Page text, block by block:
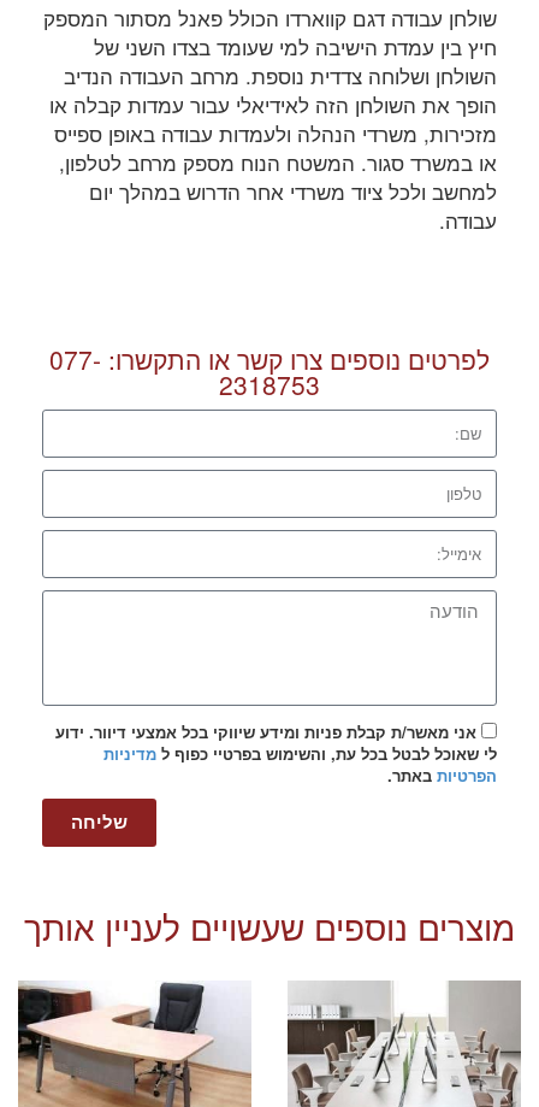
שולחן עבודה דגם קווארדו הכולל פאנל מסתור המספק
חיץ בין עמדת הישיבה למי שעומד בצדו השני של
השולחן ושלוחה צדדית נוספת. מרחב העבודה הנדיב
הופך את השולחן הזה לאידיאלי עבור עמדות קבלה או
מזכירות, משרדי הנהלה ולעמדות עבודה באופן ספייס
או במשרד סגור. המשטח הנוח מספק מרחב לטלפון,
למחשב ולכל ציוד משרדי אחר הדרוש במהלך יום
עבודה.
לפרטים נוספים צרו קשר או התקשרו: 077-
2318753
אני מאשר/ת קבלת פניות ומידע שיווקי בכל אמצעי דיוור. ידוע
לי שאוכל לבטל בכל עת, והשימוש בפרטיי כפוף ל מדיניות
הפרטיות באתר.
שליחה
מוצרים נוספים שעשויים לעניין אותך